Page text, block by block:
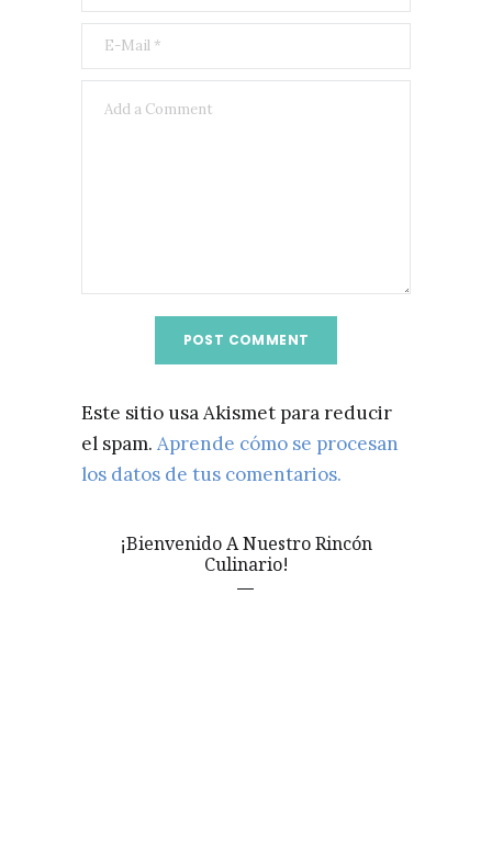
Este sitio usa Akismet para reducir
el spam. Aprende cómo se procesan
los datos de tus comentarios.
¡Bienvenido A Nuestro Rincón
Culinario!